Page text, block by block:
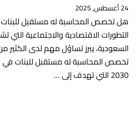
24 أغسطس, 2025
هل تخصص المحاسبة له مستقبل
التطورات الاقتصادية والاجتماعية التي
السعودية، يبرز تساؤل مهم لدى
تخصص المحاسبة له مستقبل للبنات في
2030 التي تهدف إلى …